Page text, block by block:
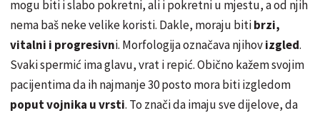
mogu biti i slabo pokretni, ali i pokretni u mjestu, a od njih
nema baš neke velike koristi. Dakle, moraju bitibrzi,
vitalni i progresivni. Morfologija označava njihovizgled.
Svaki spermić ima glavu, vrat i repić. Obično kažem svojim
pacijentima da ih najmanje 30 posto mora biti izgledom
poput vojnika u vrsti. To znači da imaju sve dijelove, da